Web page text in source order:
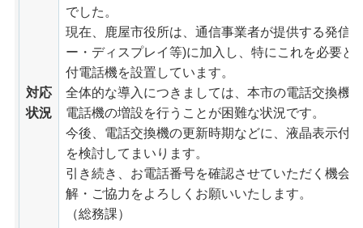
対応
状況
でした。
現在、鹿屋市役所は、通信事業者が提供する発信
ー・ディスプレイ等)に加入し、特にこれを必要と
付電話機を設置しています。
全体的な導入につきましては、本市の電話交換機
電話機の増設を行うことが困難な状況です。
今後、電話交換機の更新時期などに、液晶表示付
を検討してまいります。
引き続き、お電話番号を確認させていただく機会
解・ご協力をよろしくお願いいたします。
（総務課）